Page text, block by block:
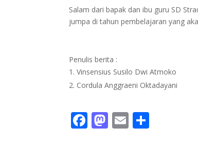
Salam dari bapak dan ibu guru SD
jumpa di tahun pembelajaran yang
Penulis berita :
Vinsensius Susilo Dwi Atmoko
Cordula Anggraeni Oktadayani
F M E